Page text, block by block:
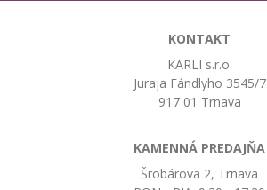
KONTAKT
KARLI s.r.o.
Juraja Fándlyho 3545/7
917 01 Trnava
KAMENNÁ PREDAJŇA
Šrobárova 2, Trnava